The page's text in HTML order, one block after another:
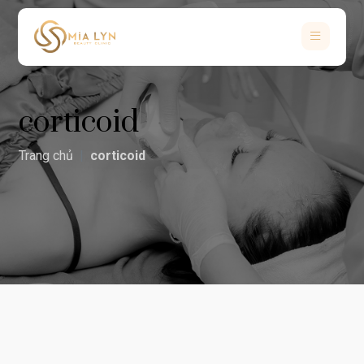
corticoid
Trang chủ corticoid